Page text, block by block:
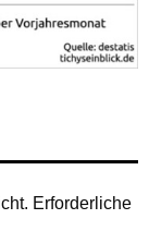
Erforderliche